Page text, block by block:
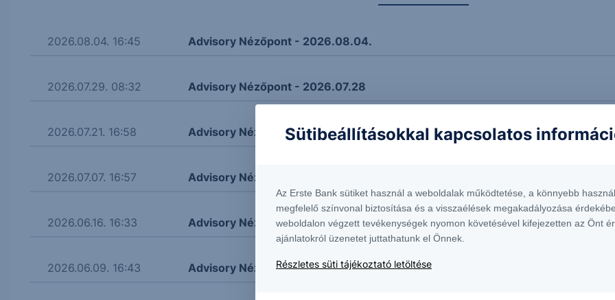
2026.08.04. 16:45 Advisory Nézőpont - 2026.08.04.
2026.07.29. 08:32 Advisory Nézőpont - 2026.07.28
2026.07.21. 16:58 Advisory Nézőpont - 2026.07.21
2026.07.07. 16:57 Advisory Nézőpont - 2026.07.07
2026.06.16. 16:33 Advisory Nézőpont - 2026.06.16
2026.06.09. 16:43 Advisory Nézőpont - 2026.06.09
Sütibeállításokkal kapcsolatos
Az Erste Bank sütiket használ a weboldalak működtetése, a könnyebb
megfelelő színvonal biztosítása és a visszaélések megakadályozása
weboldalon végzett tevékenységek nyomon követésével kifejezetten az Önt
ajánlatokról üzenetet juttathatunk el Önnek.
Részletes süti tájékoztató letöltése